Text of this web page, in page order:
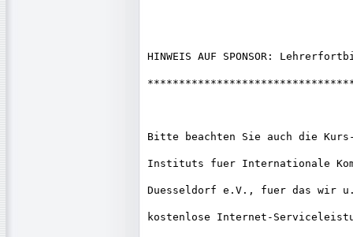
HINWEIS AUF SPONSOR:
Bitte beachten Sie auch die
Instituts fuer Internationale
Duesseldorf e.V., fuer das wir
kostenlose Internet-